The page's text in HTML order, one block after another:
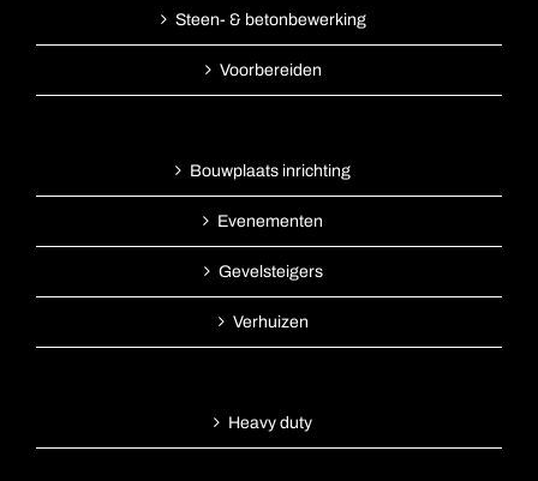
Steen- & betonbewerking
Voorbereiden
Bouwplaats inrichting
Evenementen
Gevelsteigers
Verhuizen
Heavy duty